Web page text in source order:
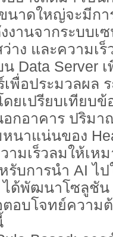
นาดใหญ่จะมีก
งานจากระบบ
ว่าง และความ
Data Server
พื่อประมวลผล
ยเปรียบเทียบ
กอาคาร ปริม
นาแน่นของ
ามเร็วลมให้เห
ารนำ AI ไปใ
ได้พัฒนาโซลูชั
ตอบโจทย์ความ